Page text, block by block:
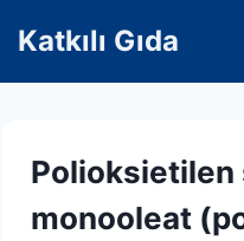
content
Katkılı Gıda
Polioksietilen
monooleat